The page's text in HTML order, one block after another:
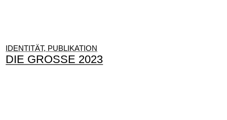
IDENTITÄT, PUBLIKATION
DIE GROSSE 2023